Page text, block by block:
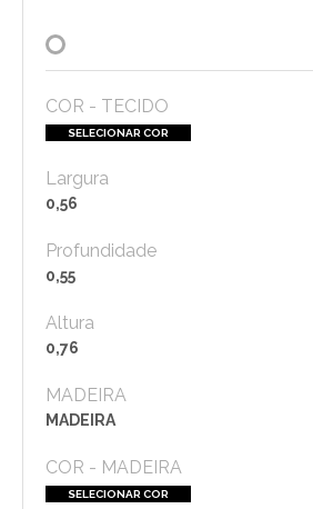
Largura
0,56
Profundidade
0,55
Altura
0,76
MADEIRA
MADEIRA
COR - MADEIRA
SELECIONAR COR
COR - TECIDO
SELECIONAR COR